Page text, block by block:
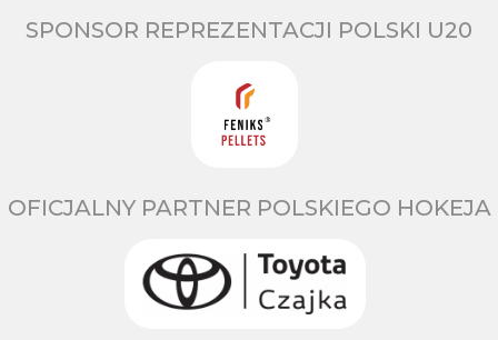
SPONSOR REPREZENTACJI POLSKI U20
OFICJALNY PARTNER POLSKIEGO HOKEJA